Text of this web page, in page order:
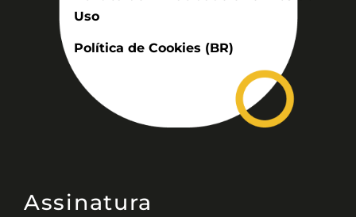
Uso
Política de Cookies (BR)
Assinatura